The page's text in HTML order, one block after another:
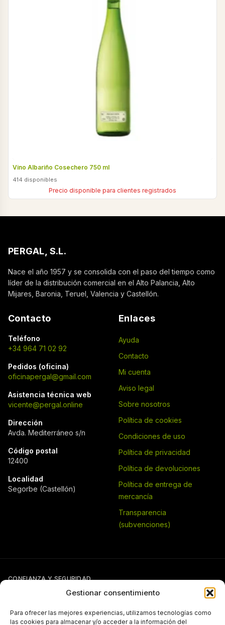
Gestionar consentimiento
Para ofrecer las mejores experiencias, utilizamos tecnologías como
las cookies para almacenar y/o acceder a la información del
Vino Albariño Cosechero 750 ml
414 disponibles
Precio disponible para clientes registrados
PERGAL, S.L.
Nace el año 1957 y se consolida con el paso del tiempo como
líder de la distribución comercial en el Alto Palancia, Alto
Mijares, Baronia, Teruel, Valencia y Castellón.
Contacto
Teléfono
+34 964 71 02 92
Pedidos (oficina)
oficinapergal@gmail.com
Asistencia técnica web
vicente@pergal.online
Dirección
Avda. Mediterráneo s/n
Código postal
12400
Localidad
Segorbe (Castellón)
Enlaces
Ayuda
Contacto
Mi cuenta
Aviso legal
Sobre nosotros
Política de cookies
Condiciones de uso
Política de privacidad
Política de devoluciones
Política de entrega de
mercancía
Transparencia
(subvenciones)
CONFIANZA Y SEGURIDAD